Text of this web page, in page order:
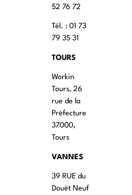
52 76 72
Tél. : 01 73
79 35 31
TOURS
Workin
Tours, 26
rue de la
Préfecture
37000,
Tours
VANNES
39 RUE du
Douët Neuf